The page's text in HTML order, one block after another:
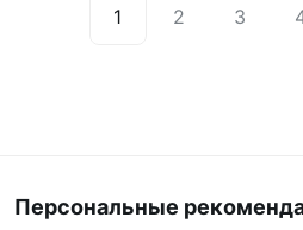
1 2 3
Персональные